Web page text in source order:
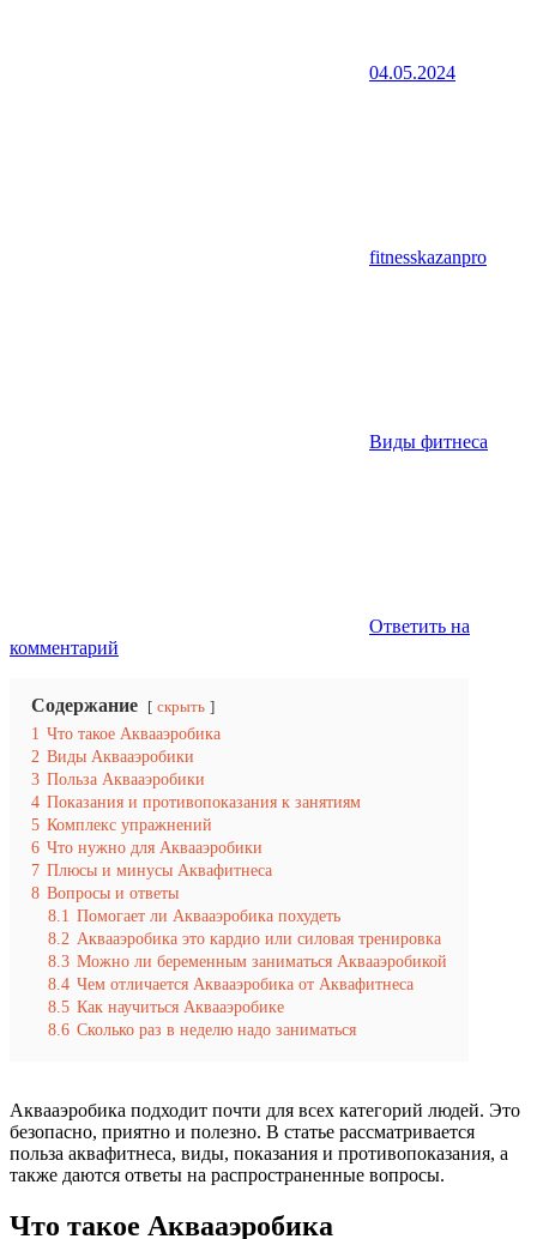
04.05.2024
fitnesskazanpro
Виды фитнеса
Ответить на
комментарий
Содержание скрыть
1 Что такое Аквааэробика
2 Виды Аквааэробики
3 Польза Аквааэробики
4 Показания и противопоказания к занятиям
5 Комплекс упражнений
6 Что нужно для Аквааэробики
7 Плюсы и минусы Аквафитнеса
8 Вопросы и ответы
8.1 Помогает ли Аквааэробика похудеть
8.2 Аквааэробика это кардио или силовая тренировка
8.3 Можно ли беременным заниматься Аквааэробикой
8.4 Чем отличается Аквааэробика от Аквафитнеса
8.5 Как научиться Аквааэробике
8.6 Сколько раз в неделю надо заниматься
Аквааэробика подходит почти для всех категорий людей. Это
безопасно, приятно и полезно. В статье рассматривается
польза аквафитнеса, виды, показания и противопоказания, а
также даются ответы на распространенные вопросы.
Что такое Аквааэробика